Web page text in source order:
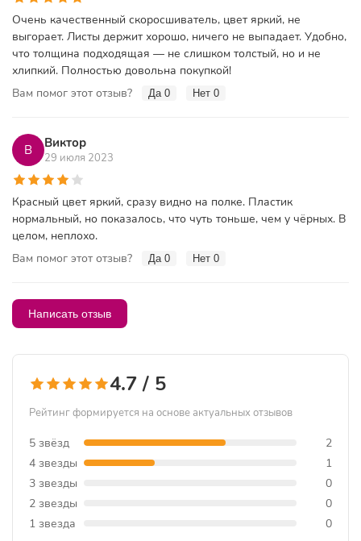
Очень качественный скоросшиватель, цвет яркий, не
выгорает. Листы держит хорошо, ничего не выпадает. Удобно,
что толщина подходящая — не слишком толстый, но и не
хлипкий. Полностью довольна покупкой!
Вам помог этот отзыв?
Да 0 Нет 0
В Виктор
29 июля 2023
Красный цвет яркий, сразу видно на полке. Пластик
нормальный, но показалось, что чуть тоньше, чем у чёрных. В
целом, неплохо.
Вам помог этот отзыв?
Да 0 Нет 0
Написать отзыв
4.7 / 5
Рейтинг формируется на основе актуальных отзывов
5 звёзд
2
4 звезды
1
3 звезды
0
2 звезды
0
1 звезда
0